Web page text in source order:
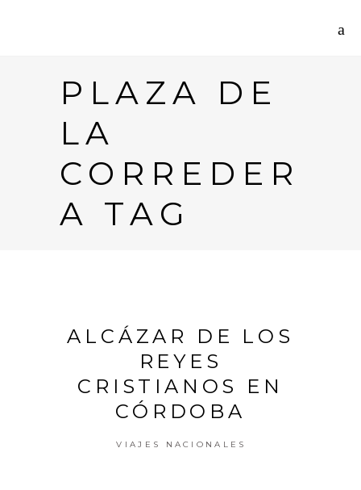
PLAZA DE
LA
CORREDER
A TAG
ALCÁZAR DE LOS
REYES
CRISTIANOS EN
CÓRDOBA
VIAJES NACIONALES